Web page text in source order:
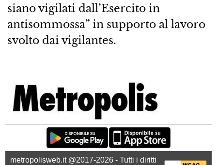
siano vigilati dall’Esercito in
antisommossa” in supporto al lavoro
svolto dai vigilantes.
metropolisweb.it @2017-2026 - Tutti i diritti